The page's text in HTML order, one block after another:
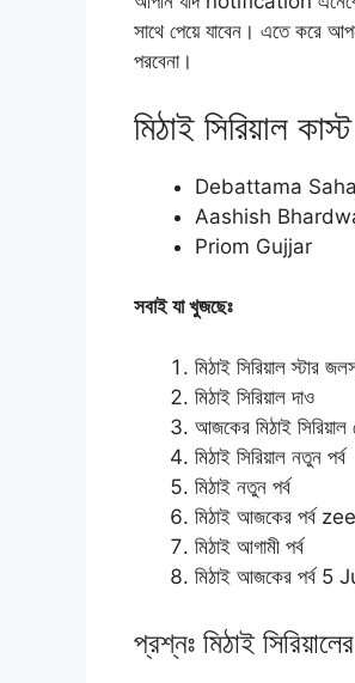
সাথে পেয়ে যাবেন। এতে করে
পরবেনা।
মিঠাই সিরিয়াল কাস্ট
Debattama Saha
Aashish
Priom Gujjar
সবাই যা খুজছেঃ
মিঠাই সিরিয়াল স্টার
মিঠাই সিরিয়াল দাও
আজকের মিঠাই সিরিয়াল
মিঠাই সিরিয়াল নতুন পর্ব
মিঠাই নতুন পর্ব
মিঠাই আজকের পর্ব
মিঠাই আগামী পর্ব
মিঠাই আজকের পর্ব 5
প্রশ্নঃ মিঠাই